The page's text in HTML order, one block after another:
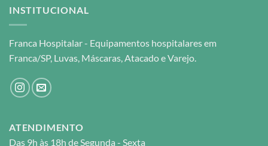
INSTITUCIONAL
Franca Hospitalar - Equipamentos hospitalares em
Franca/SP, Luvas, Máscaras, Atacado e Varejo.
ATENDIMENTO
Das 9h às 18h de Segunda - Sexta